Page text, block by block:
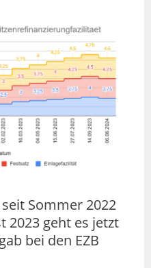
Sommer 2022
2023 geht es jetzt
bei den EZB